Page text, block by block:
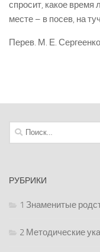
спросит, какое
месте – в посев, на
Перев. М. Е.
Найти:
РУБРИКИ
1 Знаменитые
2 Методические